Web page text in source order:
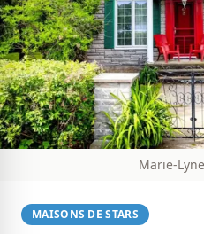
Marie-
MAISONS DE STARS